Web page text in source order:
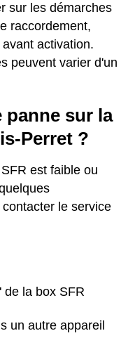
sur les démarches
raccordement,
activation.
peuvent varier d'un
panne sur la
Perret ?
est faible ou
le service
de la box SFR
un autre appareil